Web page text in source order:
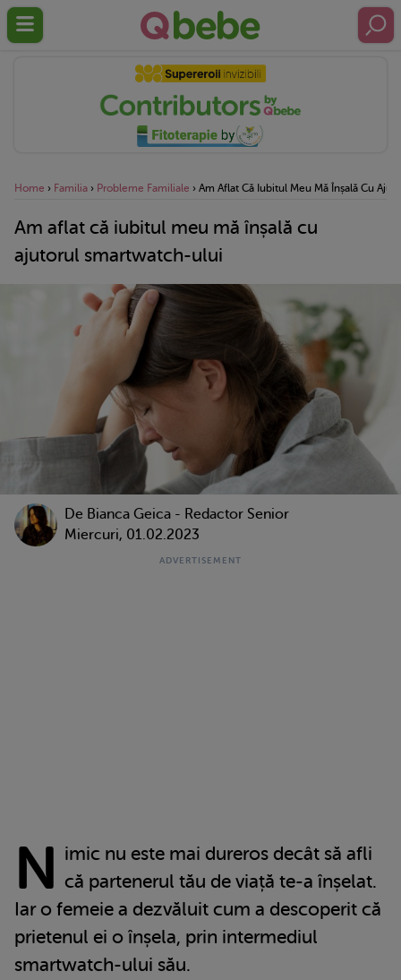
Home › Familia › Probleme Familiale › Am Aflat Că Iubitul Meu Mă Înșală Cu
Am aflat că iubitul meu mă înșală cu
ajutorul smartwatch-ului
De Bianca Geica - Redactor Senior
Miercuri, 01.02.2023
N imic nu este mai dureros decât să afli
că partenerul tău de viață te-a înșelat.
Iar o femeie a dezvăluit cum a descoperit că
prietenul ei o înșela, prin intermediul
smartwatch-ului său.